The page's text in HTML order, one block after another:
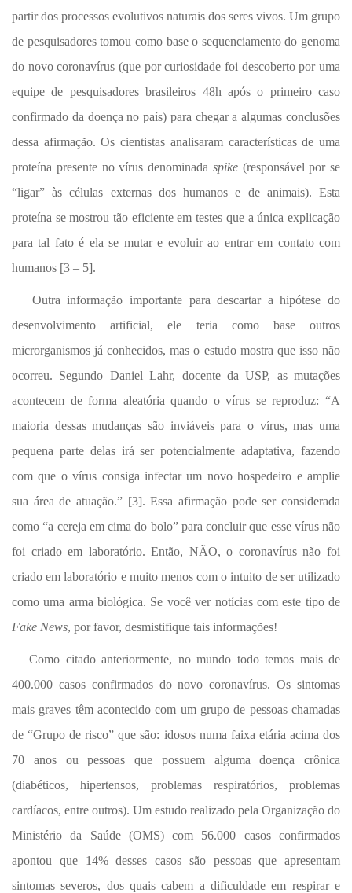
partir dos processos evolutivos naturais dos seres vivos. Um grupo
de pesquisadores tomou como base o sequenciamento do genoma
do novo coronavírus (que por curiosidade foi descoberto por uma
equipe de pesquisadores brasileiros 48h após o primeiro caso
confirmado da doença no país) para chegar a algumas conclusões
dessa afirmação. Os cientistas analisaram características de uma
proteína presente no vírus denominada spike(responsável por se
“ligar” às células externas dos humanos e de animais). Esta
proteína se mostrou tão eficiente em testes que a única explicação
para tal fato é ela se mutar e evoluir ao entrar em contato com
humanos [3 – 5].
Outra informação importante para descartar a hipótese do
desenvolvimento artificial, ele teria como base outros
microrganismos já conhecidos, mas o estudo mostra que isso não
ocorreu. Segundo Daniel Lahr, docente da USP, as mutações
acontecem de forma aleatória quando o vírus se reproduz: “A
maioria dessas mudanças são inviáveis para o vírus, mas uma
pequena parte delas irá ser potencialmente adaptativa, fazendo
com que o vírus consiga infectar um novo hospedeiro e amplie
sua área de atuação.” [3]. Essa afirmação pode ser considerada
como “a cereja em cima do bolo” para concluir que esse vírus não
foi criado em laboratório. Então, NÃO, o coronavírus não foi
criado em laboratório e muito menos com o intuito de ser utilizado
como uma arma biológica. Se você ver notícias com este tipo de
Fake News, por favor, desmistifique tais informações!
Como citado anteriormente, no mundo todo temos mais de
400.000 casos confirmados do novo coronavírus. Os sintomas
mais graves têm acontecido com um grupo de pessoas chamadas
de “Grupo de risco” que são: idosos numa faixa etária acima dos
70 anos ou pessoas que possuem alguma doença crônica
(diabéticos, hipertensos, problemas respiratórios, problemas
cardíacos, entre outros). Um estudo realizado pela Organização do
Ministério da Saúde (OMS) com 56.000 casos confirmados
apontou que 14% desses casos são pessoas que apresentam
sintomas severos, dos quais cabem a dificuldade em respirar e